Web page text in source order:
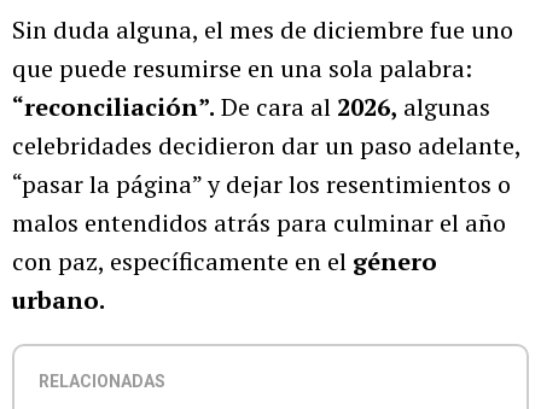
Sin duda alguna, el mes de diciembre fue uno
que puede resumirse en una sola palabra:
“reconciliación”. De cara al 2026, algunas
celebridades decidieron dar un paso adelante,
“pasar la página” y dejar los resentimientos o
malos entendidos atrás para culminar el año
con paz, específicamente en el género
urbano.
RELACIONADAS